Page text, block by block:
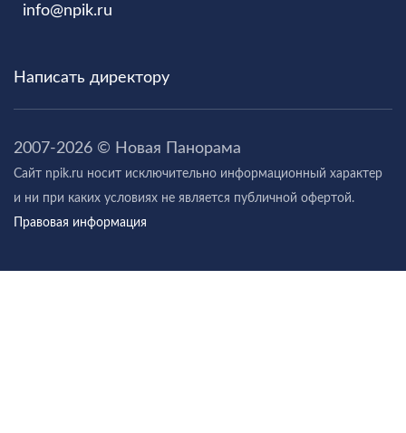
info@npik.ru
Написать директору
2007-2026 © Новая Панорама
Cайт npik.ru носит исключительно информационный характер
и ни при каких условиях не является публичной офертой.
Правовая информация